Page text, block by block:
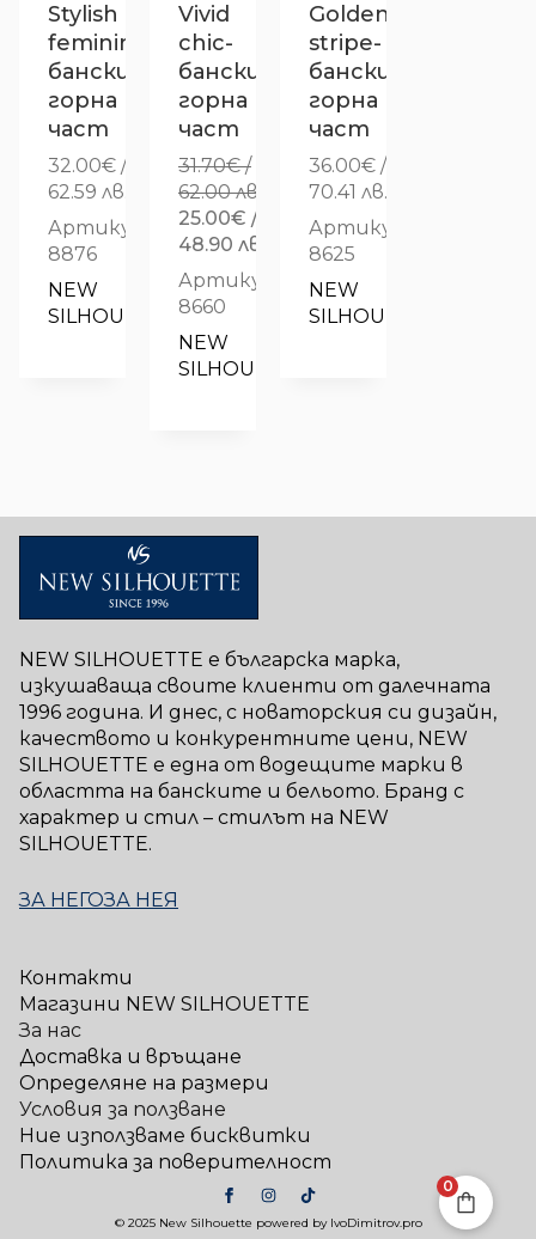
Stylish
femininity-
бански
горна
част
32.00€ /
62.59 лв.
Артикул:
8876
NEW
SILHOUETTE
Vivid
chic-
бански
горна
част
31.70€/
62.00 лв.
Original
price
was:
31.70€
62.00 лв..
25.00€ /
48.90 лв.
Текущата
25.00€
Артикул:
8660
NEW
SILHOUETTE
Golden
stripe-
бански
горна
част
36.00€ /
70.41 лв.
Артикул:
8625
NEW
SILHOUETTE
NEW SILHOUETTE е българска марка,
изкушаваща своите клиенти от далечната
1996 година. И днес, с новаторския си дизайн,
качеството и конкурентните цени, NEW
SILHOUETTE е една от водещите марки в
областта на банските и бельото. Бранд с
характер и стил – стилът на NEW
SILHOUETTE.
ЗА НЕГОЗА НЕЯ
Контакти
Магазини NEW SILHOUETTE
За нас
Доставка и връщане
Определяне на размери
Условия за ползване
Ние използваме бисквитки
Политика за поверителност
© 2025 New Silhouette powered by IvoDimitrov.pro